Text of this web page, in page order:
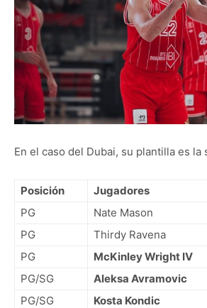
En el caso del Dubai, su plantilla es la
Posición Jugadores
PG
Nate Mason
PG
Thirdy Ravena
PG
McKinley Wright IV
PG/SG
Aleksa Avramovic
PG/SG
Kosta Kondic